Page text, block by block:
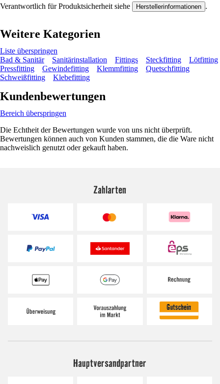
Verantwortlich für Produktsicherheit siehe Herstellerinformationen .
Weitere Kategorien
Liste überspringen
Bad & Sanitär
Sanitärinstallation Fittings Steckfitting
Lötfitting
Pressfitting
Gewindefitting Klemmfitting
Quetschfitting
Schweißfitting
Klebefitting
Kundenbewertungen
Bereich überspringen
Die Echtheit der Bewertungen wurde von uns nicht überprüft.
Bewertungen können auch von Kunden stammen, die die Ware nicht
nachweislich genutzt oder gekauft haben.
Zahlarten
Hauptversandpartner